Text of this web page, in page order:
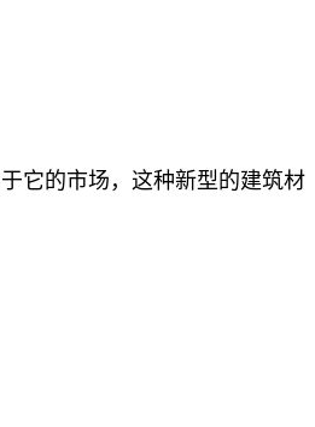
它的市场，这种新型的建筑材